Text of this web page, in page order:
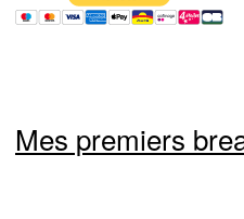
Mes premiers